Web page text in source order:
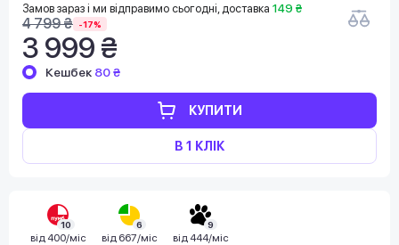
Замов зараз і ми відправимо сьогодні, доставка 149 ₴
4 799 ₴ -17%
3 999 ₴
КУПИТИ
В 1 КЛІК
Кешбек 80 ₴
10
від 400/міс
6
від 667/міс
9
від 444/міс